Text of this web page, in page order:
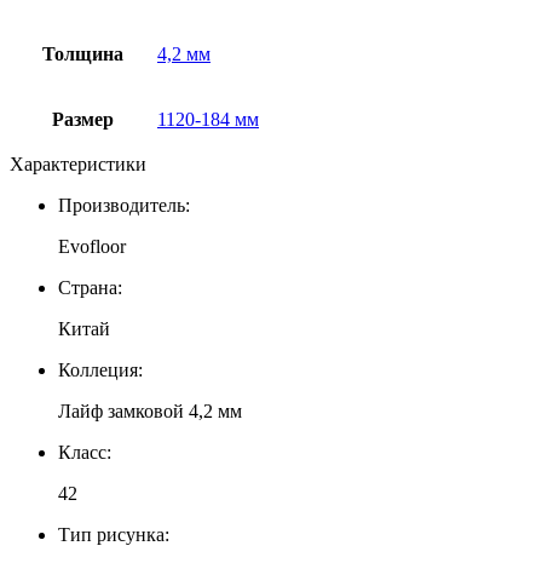
Толщина 4,2 мм
Размер 1120-184 мм
Характеристики
Производитель:
Evofloor
Страна:
Китай
Коллеция:
Лайф замковой 4,2 мм
Класс:
42
Тип рисунка: